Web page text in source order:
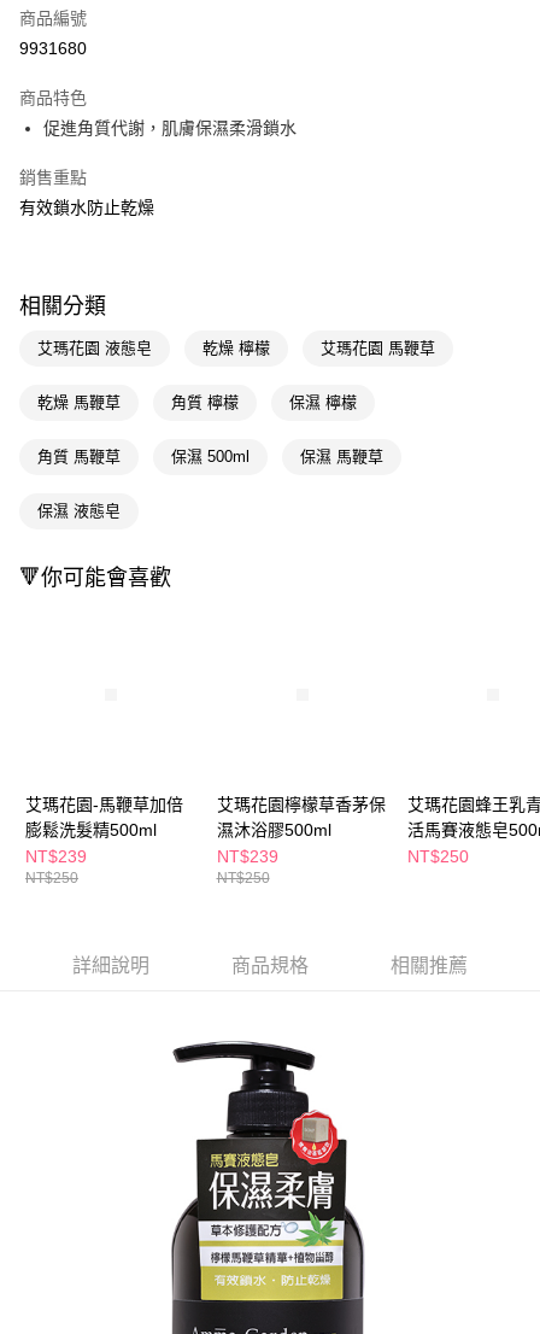
信用卡一次付款
LINE Pay
Apple Pay
街口支付
Google Pay
AFTEE先享後付
【關於「AFTEE先享後付」】
便利好安心！
１．簡單：不需註冊會員、不需綁卡、不需儲值。
３．安心：先確認商品／服務後，再付款。
１．於結帳方式選擇「AFTEE先享後付」後，將跳轉至「AFTEE先享後付」
客戶支援中心」
https://netprotections.freshdesk.com/support/home
【注意事項】
１．透過由恩沛科技股份有限公司提供之「AFTEE先享後付」服務完成之交
易，需依本服務之必要範圍內提供個人資料，並將交易相關給付款項請求債
３．未成年的使用者請事先徵得法定代理人或監護人之同意方可使用
時審查核予不同之上限額度；若仍有額度不足之情形，本公司將視審查結果
５．嚴禁一人註冊多個帳號或使用他人資訊註冊。若發現惡意使用之情形，
恩沛科技股份有限公司將有權停止該用戶之使用額度並採取法律行動。
全家取貨付款
7-11取貨付款
每筆NT$65，滿NT$490(含以上)免運費
付款後寶雅門市自取(由倉庫統一出貨)
每筆NT$80，滿NT$290(含以上)免運費
商品編號
9931680
商品特色
促進角質代謝，肌膚保濕柔滑鎖水
銷售重點
有效鎖水防止乾燥
相關分類
艾瑪花園 液態皂 乾燥 檸檬 艾瑪花園 馬鞭草
乾燥 馬鞭草 角質 檸檬 保濕 檸檬
角質 馬鞭草 保濕 500ml 保濕 馬鞭草
保濕 液態皂
🔻你可能會喜歡
艾瑪花園-馬鞭草加倍
膨鬆洗髮精500ml
NT$239
NT$250
艾瑪花園檸檬草香茅保
濕沐浴膠500ml
NT$239
NT$250
艾瑪花園蜂王乳
活馬賽液態皂
NT$250
詳細說明 商品規格 相關推薦